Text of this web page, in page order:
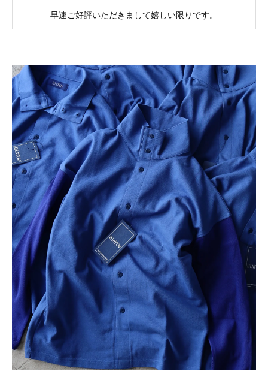
早速ご好評いただきまして嬉しい限りです。